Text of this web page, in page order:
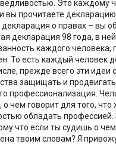
Это каждому
вы прочитаете декларацию
о правах – вы
декларация 98 года, в
каждого человека,
То есть каждый человек
прежде всего эти идеи
защищать и
профессионализация.
чем говорит для того, что
обладать профессией.
что если ты судишь о
твоим словам? Я